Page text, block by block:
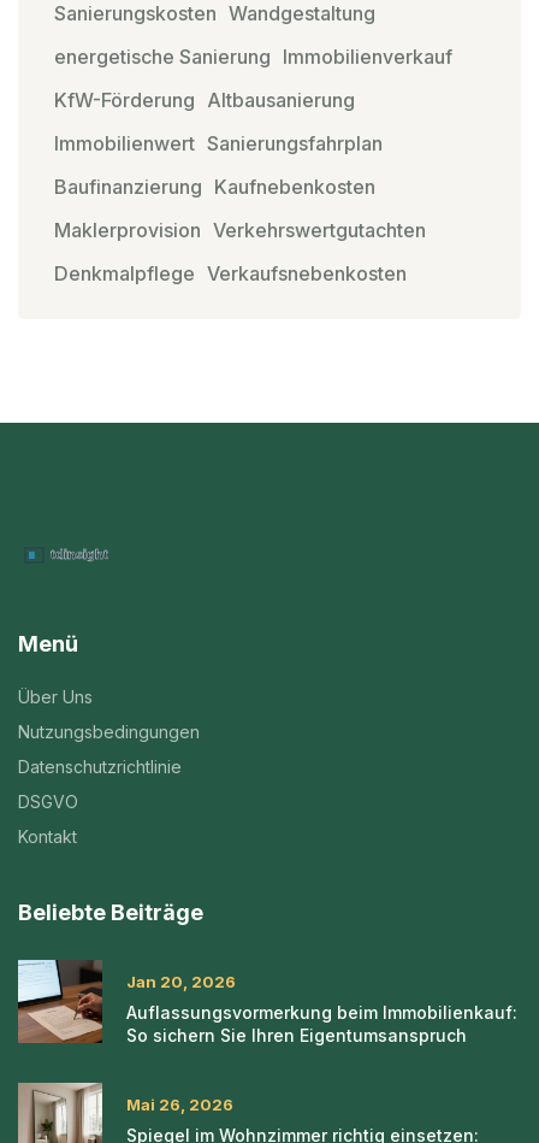
Sanierungskosten Wandgestaltung
energetische Sanierung Immobilienverkauf
KfW-Förderung Altbausanierung
Immobilienwert Sanierungsfahrplan
Baufinanzierung Kaufnebenkosten
Maklerprovision Verkehrswertgutachten
Denkmalpflege Verkaufsnebenkosten
Menü
Über Uns
Nutzungsbedingungen
Datenschutzrichtlinie
DSGVO
Kontakt
Beliebte Beiträge
Jan 20, 2026
Auflassungsvormerkung beim Immobilienkauf:
So sichern Sie Ihren Eigentumsanspruch
Mai 26, 2026
Spiegel im Wohnzimmer richtig einsetzen: